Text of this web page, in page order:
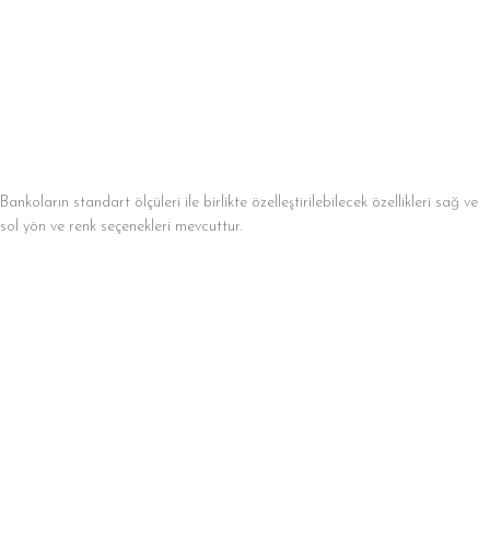
Bankoların standart ölçüleri ile birlikte özelleştirilebilecek özellikleri sağ ve
sol yön ve renk seçenekleri mevcuttur.